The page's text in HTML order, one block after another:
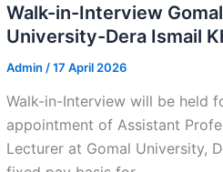
Walk-in-Interview Gomal
University-Dera Ismail
Admin /17 April 2026
Walk-in-Interview will be held
appointment of Assistant
Lecturer at Gomal University,